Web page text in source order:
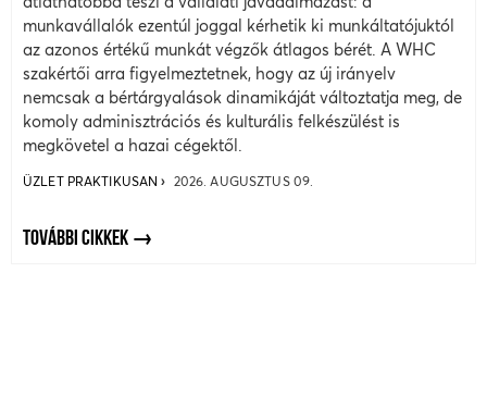
munkavállalók ezentúl joggal kérhetik ki munkáltatójuktól
az azonos értékű munkát végzők átlagos bérét. A WHC
szakértői arra figyelmeztetnek, hogy az új irányelv
nemcsak a bértárgyalások dinamikáját változtatja meg, de
komoly adminisztrációs és kulturális felkészülést is
megkövetel a hazai cégektől.
ÜZLET PRAKTIKUSAN 2026. AUGUSZTUS 09.
TOVÁBBI CIKKEK